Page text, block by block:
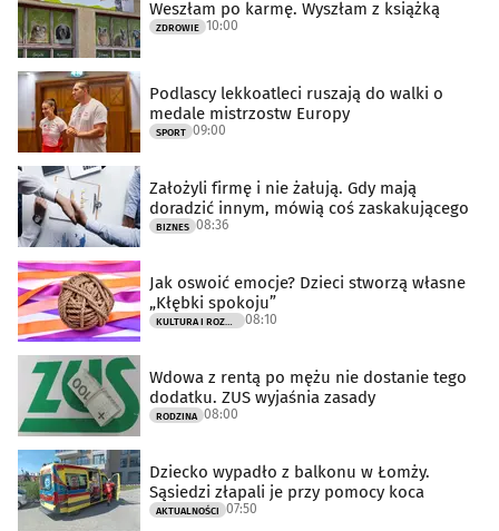
Weszłam po karmę. Wyszłam z książką
ZDROWIE 10:00
Podlascy lekkoatleci ruszają do walki o
medale mistrzostw Europy
SPORT 09:00
Założyli firmę i nie żałują. Gdy mają
doradzić innym, mówią coś zaskakującego
BIZNES 08:36
Jak oswoić emocje? Dzieci stworzą własne
„Kłębki spokoju”
KULTURA I ROZRYWKA 08:10
Wdowa z rentą po mężu nie dostanie tego
dodatku. ZUS wyjaśnia zasady
RODZINA 08:00
Dziecko wypadło z balkonu w Łomży.
Sąsiedzi złapali je przy pomocy koca
AKTUALNOŚCI 07:50